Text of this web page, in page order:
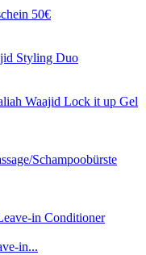
50€
Styling Duo
Waajid Lock it up Gel
Schampoobürste
in...